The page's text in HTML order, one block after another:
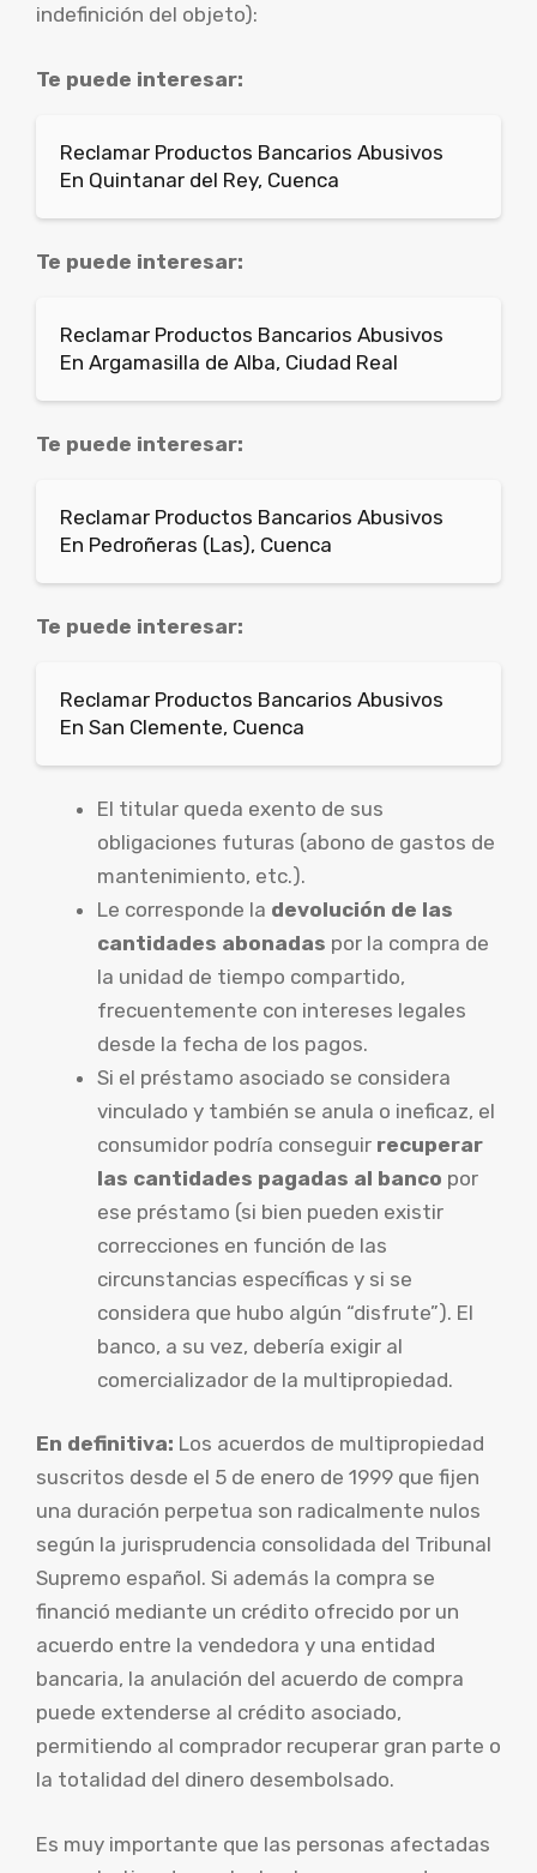
indefinición del objeto):
Te puede interesar:
Reclamar Productos Bancarios Abusivos
En Quintanar del Rey, Cuenca
Te puede interesar:
Reclamar Productos Bancarios Abusivos
En Argamasilla de Alba, Ciudad Real
Te puede interesar:
Reclamar Productos Bancarios Abusivos
En Pedroñeras (Las), Cuenca
Te puede interesar:
Reclamar Productos Bancarios Abusivos
En San Clemente, Cuenca
El titular queda exento de sus
obligaciones futuras (abono de gastos de
mantenimiento, etc.).
Le corresponde la devolución de las
cantidades abonadas por la compra de
la unidad de tiempo compartido,
frecuentemente con intereses legales
desde la fecha de los pagos.
Si el préstamo asociado se considera
vinculado y también se anula o ineficaz, el
consumidor podría conseguir recuperar
las cantidades pagadas al banco por
ese préstamo (si bien pueden existir
correcciones en función de las
circunstancias específicas y si se
considera que hubo algún “disfrute”). El
banco, a su vez, debería exigir al
comercializador de la multipropiedad.
En definitiva: Los acuerdos de multipropiedad
suscritos desde el 5 de enero de 1999 que fijen
una duración perpetua son radicalmente nulos
según la jurisprudencia consolidada del Tribunal
Supremo español. Si además la compra se
financió mediante un crédito ofrecido por un
acuerdo entre la vendedora y una entidad
bancaria, la anulación del acuerdo de compra
puede extenderse al crédito asociado,
permitiendo al comprador recuperar gran parte o
la totalidad del dinero desembolsado.
Es muy importante que las personas afectadas